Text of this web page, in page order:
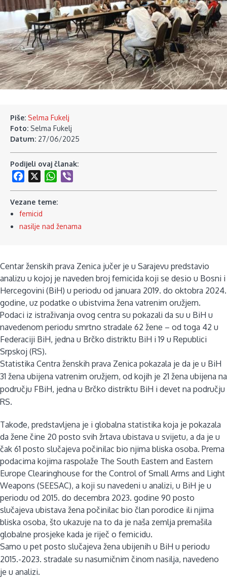
Piše: Selma Fukelj
Foto: Selma Fukelj
Datum: 27/06/2025
Podijeli ovaj članak:
Facebook
WhatsApp
Vezane teme:
femicid
nasilje nad ženama
Centar ženskih prava Zenica jučer je u Sarajevu predstavio
analizu u kojoj je naveden broj femicida koji se desio u Bosni i
Hercegovini (BiH) u periodu od januara 2019. do oktobra 2024.
godine, uz podatke o ubistvima žena vatrenim oružjem.
Podaci iz istraživanja ovog centra su pokazali da su u BiH u
navedenom periodu smrtno stradale 62 žene – od toga 42 u
Federaciji BiH, jedna u Brčko distriktu BiH i 19 u Republici
Srpskoj (RS).
Statistika Centra ženskih prava Zenica pokazala je da je u BiH
31 žena ubijena vatrenim oružjem, od kojih je 21 žena ubijena na
području FBiH, jedna u Brčko distriktu BiH i devet na području
RS.
Takođe, predstavljena je i globalna statistika koja je pokazala
da žene čine 20 posto svih žrtava ubistava u svijetu, a da je u
čak 61 posto slučajeva počinilac bio njima bliska osoba. Prema
podacima kojima raspolaže The South Eastern and Eastern
Europe Clearinghouse for the Control of Small Arms and Light
Weapons (SEESAC), a koji su navedeni u analizi, u BiH je u
periodu od 2015. do decembra 2023. godine 90 posto
slučajeva ubistava žena počinilac bio član porodice ili njima
bliska osoba, što ukazuje na to da je naša zemlja premašila
globalne prosjeke kada je riječ o femicidu.
Samo u pet posto slučajeva žena ubijenih u BiH u periodu
2015.-2023. stradale su nasumičnim činom nasilja, navedeno
je u analizi.